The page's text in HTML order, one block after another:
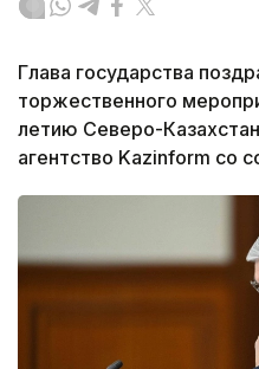
Глава государства
торжественного
летию Северо-
агентство Kazinform со